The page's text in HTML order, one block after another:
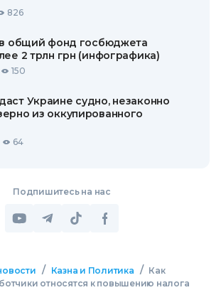
826
общий фонд госбюджета
2 трлн грн (инфографика)
150
Украине судно, незаконно
из оккупированного
64
Подпишитесь на нас
/ Казна и Политика / Как
относятся к повышению налога